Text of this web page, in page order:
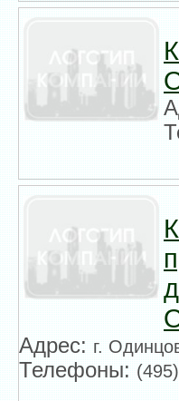
Адрес:г.
Телефоны: